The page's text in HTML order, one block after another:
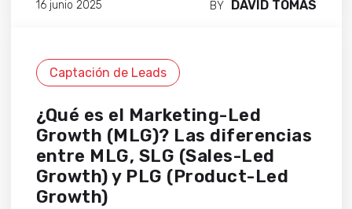
16 junio 2025 BY DAVID TOMAS
Captación de Leads
¿Qué es el Marketing-Led
Growth (MLG)? Las diferencias
entre MLG, SLG (Sales-Led
Growth) y PLG (Product-Led
Growth)